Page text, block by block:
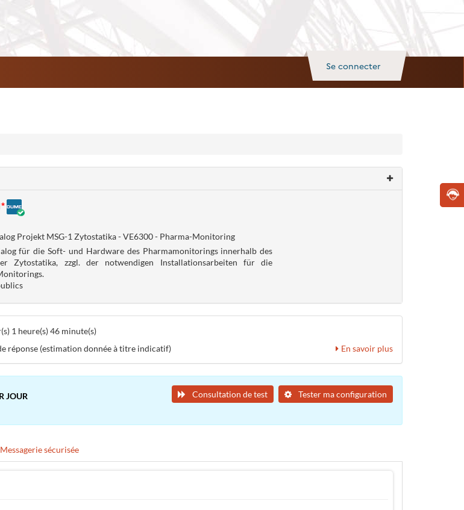
Se connecter
Projekt MSG-1 Zytostatika - VE6300 - Pharma-Monitoring
für die Soft- und Hardware des Pharmamonitorings innerhalb des
Zytostatika, zzgl. der notwendigen Installationsarbeiten für die
1 heure(s) 46 minute(s)
réponse (estimation donnée à titre indicatif) En savoir plus
JOUR
Tester ma configuration
Consultation de test
Messagerie sécurisée